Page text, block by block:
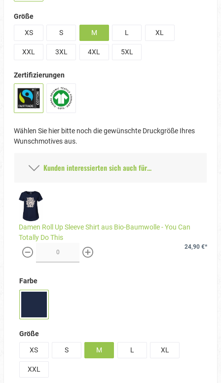
Größe
XS
S M L XL
XXL 3XL 4XL 5XL
Zertifizierungen
Wählen Sie hier bitte noch die gewünschte Druckgröße Ihres
Wunschmotives aus.
Kunden interessierten sich auch für...
Damen Roll Up Sleeve Shirt aus Bio-Baumwolle - You Can
Totally Do This
weniger mehr
24,90 €*
Farbe
Größe
XS
S M L XL
XXL